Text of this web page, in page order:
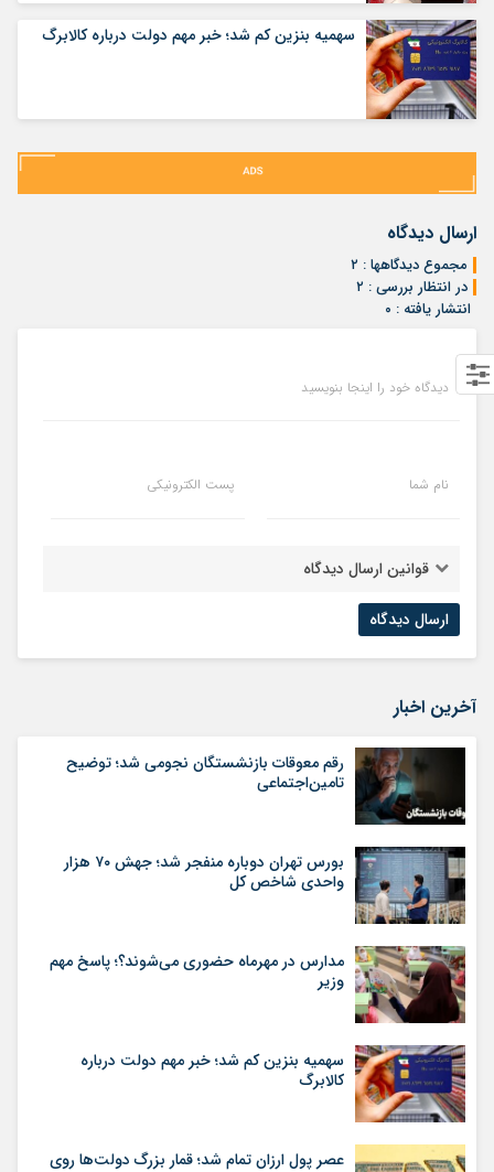
سهمیه بنزین کم شد؛ خبر مهم دولت درباره کالابرگ
ارسال دیدگاه
مجموع دیدگاهها : ۲
در انتظار بررسی : ۲
انتشار یافته : ۰
دیدگاه خود را اینجا بنویسید
نام شما پست الکترونیکی
قوانین ارسال دیدگاه
آخرین اخبار
رقم معوقات بازنشستگان نجومی شد؛ توضیح
تامین‌اجتماعی
بورس تهران دوباره منفجر شد؛ جهش ۷۰ هزار
واحدی شاخص کل
مدارس در مهرماه حضوری می‌شوند؟؛ پاسخ مهم
وزیر
سهمیه بنزین کم شد؛ خبر مهم دولت درباره
کالابرگ
عصر پول ارزان تمام شد؛ قمار بزرگ دولت‌ها روی